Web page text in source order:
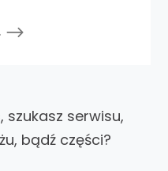
szukasz serwisu,
bądź części?